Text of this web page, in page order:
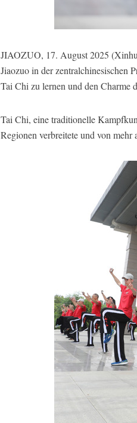
JIAOZUO, 17. August 2025
Jiaozuo in der zentralchinesischen
Tai Chi zu lernen und den Charme
Tai Chi, eine traditionelle
Regionen verbreitete und von